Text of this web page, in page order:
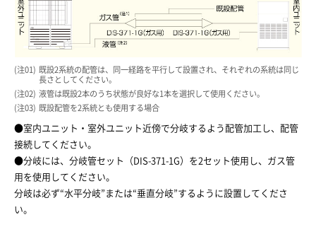
01
既設2系統の配管は、同一経路を平行して設置され、それぞれの系統は同じ
長さとしてください。
02
液管は既設2本のうち状態が良好な1本を選択して使用ください。
03
既設配管を2系統とも使用する場合
●室内ユニット・室外ユニット近傍で分岐するよう配管加工し、配管
接続してください。
●分岐には、分岐管セット（DIS-371-1G）を2セット使用し、ガス管
用を使用してください。
分岐は必ず“水平分岐”または“垂直分岐”するように設置してくださ
い。